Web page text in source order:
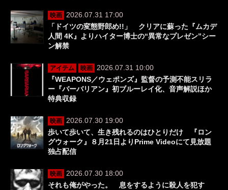
映画
2026.07.31 17:00
「ドイツの変態野郎め!!」 クリアに蘇った『ムカデ
人間 4K』よりハイター博士の“異常なプレゼン”シー
ン解禁
アイテム 映画
2026.07.31 10:00
『WEAPONS／ウェポンズ』監督の予測不能スリラ
ー『バーバリアン』初ブルーレイ化、音声解説ほか
特典収録
映画
2026.07.30 19:00
歩いて歩いて、生き残れるのはひとりだけ 『ロン
グウォーク』８月21日よりPrime Videoにて見放題
独占配信
映画
2026.07.30 18:00
それも俺がやった。 息をするように殺人を犯す